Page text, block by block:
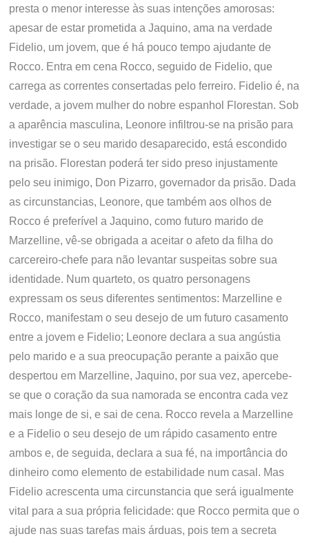
presta o menor interesse às suas intenções amorosas:
apesar de estar prometida a Jaquino, ama na verdade
Fidelio, um jovem, que é há pouco tempo ajudante de
Rocco. Entra em cena Rocco, seguido de Fidelio, que
carrega as correntes consertadas pelo ferreiro. Fidelio é, na
verdade, a jovem mulher do nobre espanhol Florestan. Sob
a aparência masculina, Leonore infiltrou-se na prisão para
investigar se o seu marido desaparecido, está escondido
na prisão. Florestan poderá ter sido preso injustamente
pelo seu inimigo, Don Pizarro, governador da prisão. Dada
as circunstancias, Leonore, que também aos olhos de
Rocco é preferível a Jaquino, como futuro marido de
Marzelline, vê-se obrigada a aceitar o afeto da filha do
carcereiro-chefe para não levantar suspeitas sobre sua
identidade. Num quarteto, os quatro personagens
expressam os seus diferentes sentimentos: Marzelline e
Rocco, manifestam o seu desejo de um futuro casamento
entre a jovem e Fidelio; Leonore declara a sua angústia
pelo marido e a sua preocupação perante a paixão que
despertou em Marzelline, Jaquino, por sua vez, apercebe-
se que o coração da sua namorada se encontra cada vez
mais longe de si, e sai de cena. Rocco revela a Marzelline
e a Fidelio o seu desejo de um rápido casamento entre
ambos e, de seguida, declara a sua fé, na importância do
dinheiro como elemento de estabilidade num casal. Mas
Fidelio acrescenta uma circunstancia que será igualmente
vital para a sua própria felicidade: que Rocco permita que o
ajude nas suas tarefas mais árduas, pois tem a secreta